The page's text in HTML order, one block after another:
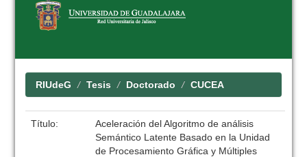
RIUdeG Tesis Doctorado CUCEA
Título:
Aceleración del Algoritmo de análisis
Semántico Latente Basado en la Unidad
de Procesamiento Gráfica y Múltiples